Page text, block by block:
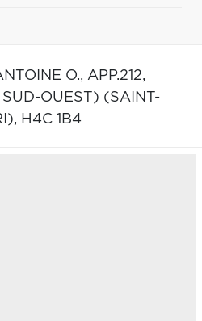
O., APP.212,
OUEST) (SAINT-
H4C 1B4